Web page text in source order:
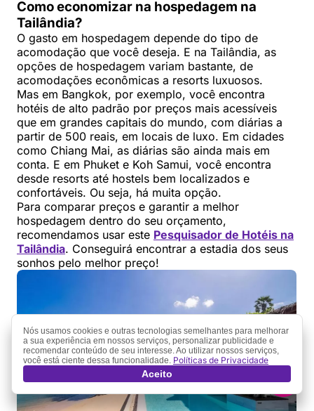
Como economizar na hospedagem na
Tailândia?
O gasto em hospedagem depende do tipo de
acomodação que você deseja. E na Tailândia, as
opções de hospedagem variam bastante, de
acomodações econômicas a resorts luxuosos.
Mas em Bangkok, por exemplo, você encontra
hotéis de alto padrão por preços mais acessíveis
que em grandes capitais do mundo, com diárias a
partir de 500 reais, em locais de luxo. Em cidades
como Chiang Mai, as diárias são ainda mais em
conta. E em Phuket e Koh Samui, você encontra
desde resorts até hostels bem localizados e
confortáveis. Ou seja, há muita opção.
Para comparar preços e garantir a melhor
hospedagem dentro do seu orçamento,
recomendamos usar este Pesquisador de Hotéis na
Tailândia. Conseguirá encontrar a estadia dos seus
sonhos pelo melhor preço!
Nós usamos cookies e outras tecnologias semelhantes para melhorar
a sua experiência em nossos serviços, personalizar publicidade e
recomendar conteúdo de seu interesse. Ao utilizar nossos serviços,
você está ciente dessa funcionalidade. Políticas de Privacidade
Aceito